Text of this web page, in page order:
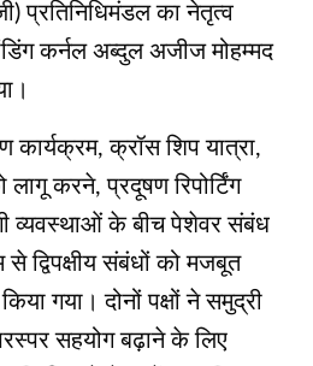
प्रतिनिधिमंडल का नेतृत्व
कर्नल अब्दुल अजीज मोहम्मद
कार्यक्रम, क्रॉस शिप यात्रा,
लागू करने, प्रदूषण रिपोर्टिंग
व्यवस्थाओं के बीच पेशेवर संबंध
द्विपक्षीय संबंधों को मजबूत
गया। दोनों पक्षों ने समुद्री
सहयोग बढ़ाने के लिए